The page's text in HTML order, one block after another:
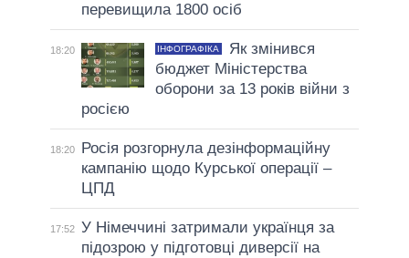
перевищила 1800 осіб
18:20 ІНФОГРАФІКА
Як змінився
бюджет Міністерства
оборони за 13 років війни з
росією
18:20
Росія розгорнула дезінформаційну
кампанію щодо Курської операції –
ЦПД
17:52 У Німеччині затримали українця за
підозрою у підготовці диверсії на